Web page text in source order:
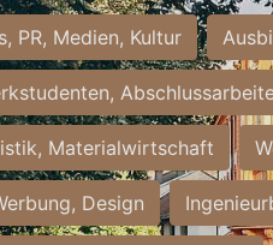
PR, Medien, Kultur
Materialwirtschaft
Design